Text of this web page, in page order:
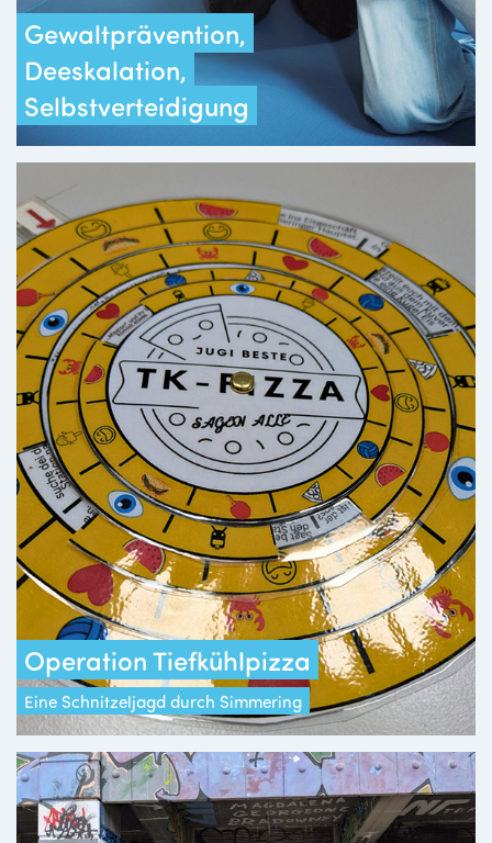
Gewaltprävention,
Deeskalation,
Selbstverteidigung
Operation Tiefkühlpizza
Eine Schnitzeljagd durch Simmering